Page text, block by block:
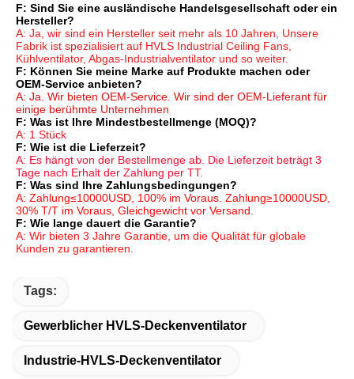
F: Sind Sie eine ausländische Handelsgesellschaft oder ein
Hersteller?
A: Ja, wir sind ein Hersteller seit mehr als 10 Jahren, Unsere
Fabrik ist spezialisiert auf HVLS Industrial Ceiling Fans,
Kühlventilator, Abgas-Industrialventilator und so weiter.
F: Können Sie meine Marke auf Produkte machen oder
OEM-Service anbieten?
A: Ja. Wir bieten OEM-Service. Wir sind der OEM-Lieferant für
einige berühmte Unternehmen
F: Was ist Ihre Mindestbestellmenge (MOQ)?
A: 1 Stück
F: Wie ist die Lieferzeit?
A: Es hängt von der Bestellmenge ab. Die Lieferzeit beträgt 3
Tage nach Erhalt der Zahlung per TT.
F: Was sind Ihre Zahlungsbedingungen?
A: Zahlung≤10000USD, 100% im Voraus. Zahlung≥10000USD,
30% T/T im Voraus, Gleichgewicht vor Versand.
F: Wie lange dauert die Garantie?
A: Wir bieten 3 Jahre Garantie, um die Qualität für globale
Kunden zu garantieren.
Tags:
Gewerblicher HVLS-Deckenventilator
Industrie-HVLS-Deckenventilator